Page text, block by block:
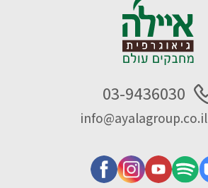
03-9436030
info@ayalagroup.co.il